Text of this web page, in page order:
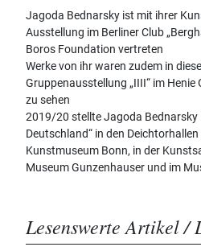
Jagoda Bednarsky ist mit ihrer
Ausstellung im Berliner Club
Boros Foundation vertreten
Werke von ihr waren zudem in
Gruppenausstellung „IIII“ im
zu sehen
2019/20 stellte Jagoda Bednarsky
Deutschland“ in den
Kunstmuseum Bonn, in der
Museum Gunzenhauser und im
Lesenswerte Artikel /